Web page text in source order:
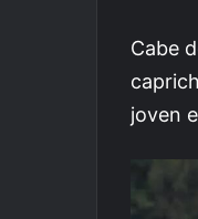
Cabe
joven